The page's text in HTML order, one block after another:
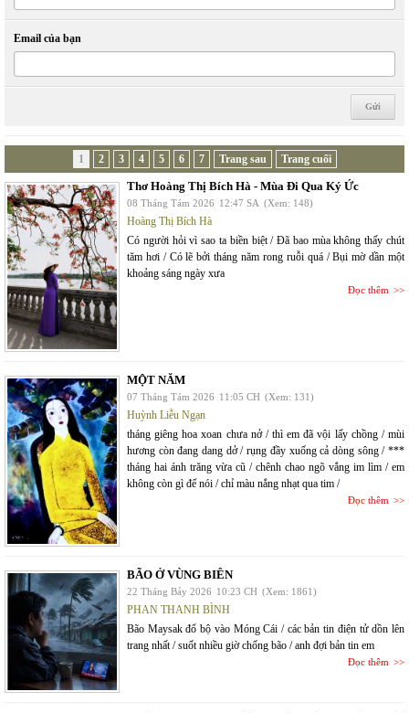
Email của bạn
1 2 3 4 5 6 7 Trang sau Trang cuối
Thơ Hoàng Thị Bích Hà - Mùa Đi Qua Ký Ức
08 Tháng Tám 2026 12:47 SA (Xem: 148)
Hoàng Thị Bích Hà
Có người hỏi vì sao ta biền biệt / Đã bao mùa không thấy chút
tăm hơi / Có lẽ bởi tháng năm rong ruỗi quá / Bụi mờ dần một
khoảng sáng ngày xưa
Đọc thêm
MỘT NĂM
07 Tháng Tám 2026 11:05 CH (Xem: 131)
Huỳnh Liễu Ngạn
tháng giêng hoa xoan chưa nở / thì em đã vội lấy chồng / mùi
hương còn đang dang dở / rụng đầy xuống cả dòng sông / ***
tháng hai ánh trăng vừa cũ / chênh chao ngõ vắng im lìm / em
không còn gì để nói / chỉ màu nắng nhạt qua tim /
Đọc thêm
BÃO Ở VÙNG BIÊN
22 Tháng Bảy 2026 10:23 CH (Xem: 1861)
PHAN THANH BÌNH
Bão Maysak đổ bộ vào Móng Cái / các bản tin điện tử dồn lên
trang nhất / suốt nhiều giờ chống bão / anh đợi bản tin em
Đọc thêm